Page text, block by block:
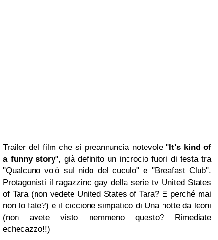
Trailer del film che si preannuncia notevole "It's kind of
a funny story", già definito un incrocio fuori di testa tra
"Qualcuno volò sul nido del cuculo" e "Breafast Club".
Protagonisti il ragazzino gay della serie tv United States
of Tara (non vedete United States of Tara? E perché mai
non lo fate?) e il ciccione simpatico di Una notte da leoni
(non avete visto nemmeno questo? Rimediate
echecazzo!!)